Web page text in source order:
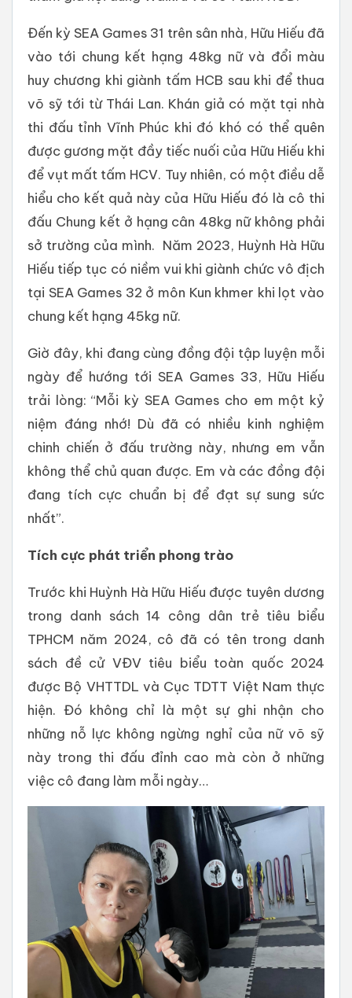
Đến kỳ SEA Games 31 trên sân nhà, Hữu Hiếu đã
vào tới chung kết hạng 48kg nữ và đổi màu
huy chương khi giành tấm HCB sau khi để thua
võ sỹ tới từ Thái Lan. Khán giả có mặt tại nhà
thi đấu tỉnh Vĩnh Phúc khi đó khó có thể quên
được gương mặt đầy tiếc nuối của Hữu Hiếu khi
để vụt mất tấm HCV. Tuy nhiên, có một điều dễ
hiểu cho kết quả này của Hữu Hiếu đó là cô thi
đấu Chung kết ở hạng cân 48kg nữ không phải
sở trường của mình. Năm 2023, Huỳnh Hà Hữu
Hiếu tiếp tục có niềm vui khi giành chức vô địch
tại SEA Games 32 ở môn Kun khmer khi lọt vào
chung kết hạng 45kg nữ.
Giờ đây, khi đang cùng đồng đội tập luyện mỗi
ngày để hướng tới SEA Games 33, Hữu Hiếu
trải lòng: “Mỗi kỳ SEA Games cho em một kỷ
niệm đáng nhớ! Dù đã có nhiều kinh nghiệm
chinh chiến ở đấu trường này, nhưng em vẫn
không thể chủ quan được. Em và các đồng đội
đang tích cực chuẩn bị để đạt sự sung sức
nhất”.
Tích cực phát triển phong trào
Trước khi Huỳnh Hà Hữu Hiếu được tuyên dương
trong danh sách 14 công dân trẻ tiêu biểu
TPHCM năm 2024, cô đã có tên trong danh
sách đề cử VĐV tiêu biểu toàn quốc 2024
được Bộ VHTTDL và Cục TDTT Việt Nam thực
hiện. Đó không chỉ là một sự ghi nhận cho
những nỗ lực không ngừng nghỉ của nữ võ sỹ
này trong thi đấu đỉnh cao mà còn ở những
việc cô đang làm mỗi ngày…